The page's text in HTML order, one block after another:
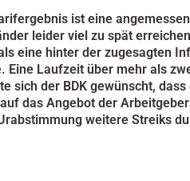
ist eine
leider viel zu spät
eine hinter der zugesagten
Eine Laufzeit über mehr als
sich der BDK gewünscht,
das Angebot der
weitere Streiks